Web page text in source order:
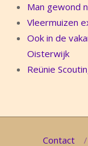
Man gewond
Vleermuizen
Ook in de
Oisterwijk
Reünie
Contact